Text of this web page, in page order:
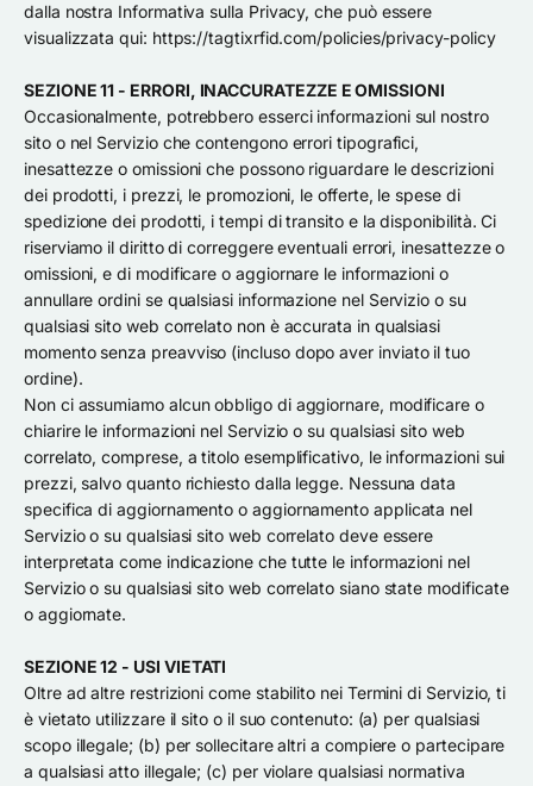
dalla nostra Informativa sulla Privacy, che può essere
visualizzata qui: https://tagtixrfid.com/policies/privacy-policy
SEZIONE 11 - ERRORI, INACCURATEZZE E OMISSIONI
Occasionalmente, potrebbero esserci informazioni sul nostro
sito o nel Servizio che contengono errori tipografici,
inesattezze o omissioni che possono riguardare le descrizioni
dei prodotti, i prezzi, le promozioni, le offerte, le spese di
spedizione dei prodotti, i tempi di transito e la disponibilità. Ci
riserviamo il diritto di correggere eventuali errori, inesattezze o
omissioni, e di modificare o aggiornare le informazioni o
annullare ordini se qualsiasi informazione nel Servizio o su
qualsiasi sito web correlato non è accurata in qualsiasi
momento senza preavviso (incluso dopo aver inviato il tuo
ordine).
Non ci assumiamo alcun obbligo di aggiornare, modificare o
chiarire le informazioni nel Servizio o su qualsiasi sito web
correlato, comprese, a titolo esemplificativo, le informazioni sui
prezzi, salvo quanto richiesto dalla legge. Nessuna data
specifica di aggiornamento o aggiornamento applicata nel
Servizio o su qualsiasi sito web correlato deve essere
interpretata come indicazione che tutte le informazioni nel
Servizio o su qualsiasi sito web correlato siano state modificate
o aggiornate.
SEZIONE 12 - USI VIETATI
Oltre ad altre restrizioni come stabilito nei Termini di Servizio, ti
è vietato utilizzare il sito o il suo contenuto: (a) per qualsiasi
scopo illegale; (b) per sollecitare altri a compiere o partecipare
a qualsiasi atto illegale; (c) per violare qualsiasi normativa